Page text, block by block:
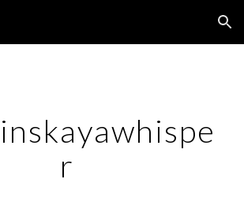
Skip to navigation
r